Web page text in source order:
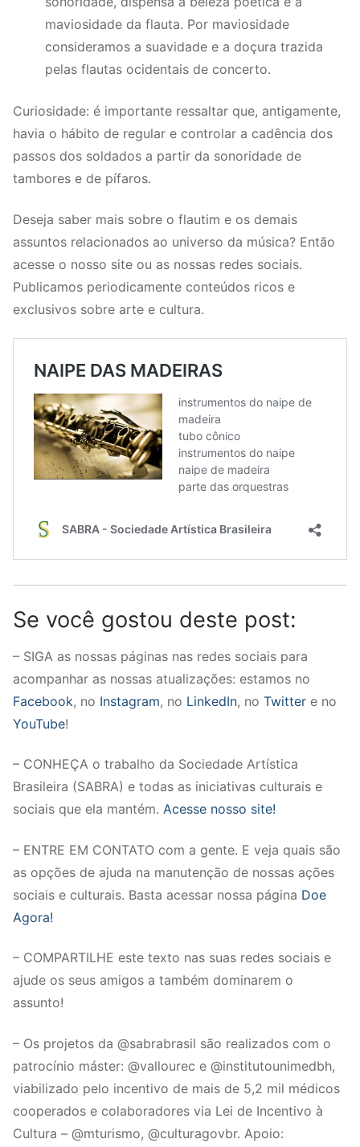
maviosidade da flauta. Por maviosidade
consideramos a suavidade e a doçura trazida
pelas flautas ocidentais de concerto.
Curiosidade: é importante ressaltar que, antigamente,
havia o hábito de regular e controlar a cadência dos
passos dos soldados a partir da sonoridade de
tambores e de pífaros.
Deseja saber mais sobre o flautim e os demais
assuntos relacionados ao universo da música? Então
acesse o nosso site ou as nossas redes sociais.
Publicamos periodicamente conteúdos ricos e
exclusivos sobre arte e cultura.
Se você gostou deste post:
– SIGA as nossas páginas nas redes sociais para
acompanhar as nossas atualizações: estamos no
Facebook, no Instagram, no LinkedIn, no Twitter e no
YouTube!
– CONHEÇA o trabalho da Sociedade Artística
Brasileira (SABRA) e todas as iniciativas culturais e
sociais que ela mantém. Acesse nosso site!
– ENTRE EM CONTATO com a gente. E veja quais são
as opções de ajuda na manutenção de nossas ações
sociais e culturais. Basta acessar nossa página Doe
Agora!
– COMPARTILHE este texto nas suas redes sociais e
ajude os seus amigos a também dominarem o
assunto!
– Os projetos da @sabrabrasil são realizados com o
patrocínio máster: @vallourec e @institutounimedbh,
viabilizado pelo incentivo de mais de 5,2 mil médicos
cooperados e colaboradores via Lei de Incentivo à
Cultura – @mturismo, @culturagovbr. Apoio: